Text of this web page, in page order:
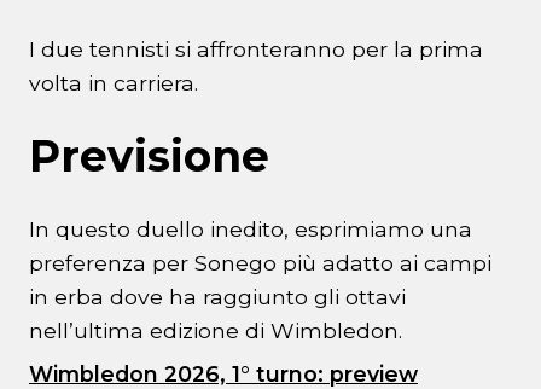
I due tennisti si affronteranno per la prima
volta in carriera.
Previsione
In questo duello inedito, esprimiamo una
preferenza per Sonego più adatto ai campi
in erba dove ha raggiunto gli ottavi
nell’ultima edizione di Wimbledon.
Wimbledon 2026, 1° turno: preview